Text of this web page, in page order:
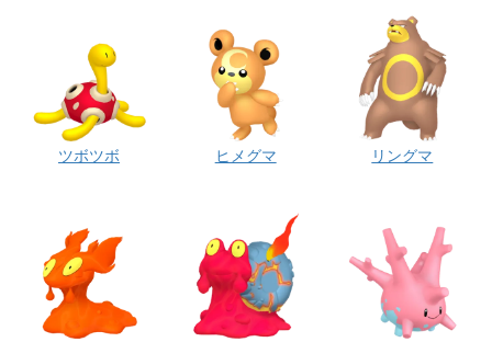
ツボツボ ヒメグマ リングマ